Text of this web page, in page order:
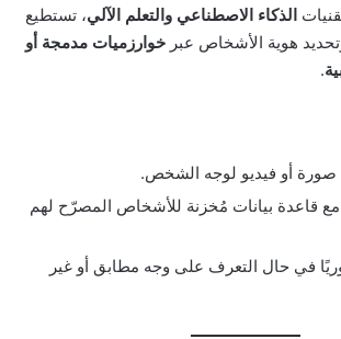
الذكاء الاصطناعي والتعلم الآلي، تستطيع
هوية الأشخاص عبر خوارزميات مدمجة أو
.
صورة أو فيديو لوجه الشخص.
مع قاعدة بيانات مُخزنة للأشخاص المصرّح لهم
في حال التعرف على وجه مطابق أو غير